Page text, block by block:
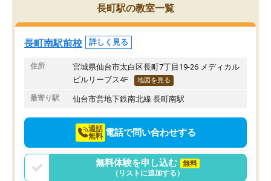
長町駅の教室一覧
長町南駅前校 詳しく見る
住所
宮城県仙台市太白区長町7丁目19-26 メディカル
ビルリーブス4F
地図を見る
最寄り駅 仙台市営地下鉄南北線 長町南駅
通話
無料 電話で問い合わせする
無料体験を申し込む
無料
（リストに追加する）